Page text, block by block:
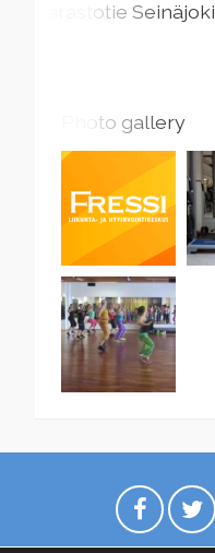
Varastotie Seinäjoki
Photo gallery